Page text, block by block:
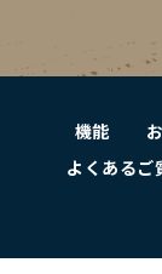
機能
よくあるご